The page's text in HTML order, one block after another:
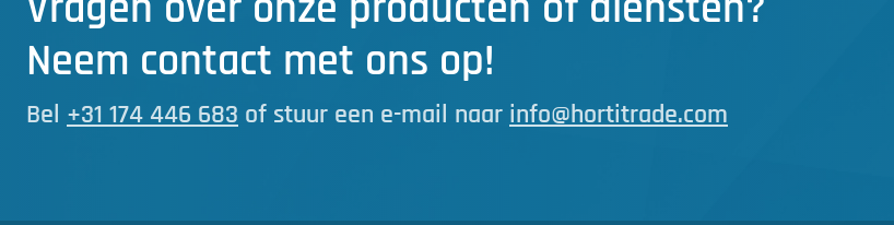
Neem contact met ons op!
Bel +31 174 446 683 of stuur een e-mail naar info@hortitrade.com